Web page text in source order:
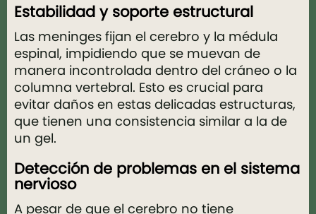
Estabilidad y soporte estructural
Las meninges fijan el cerebro y la médula
espinal, impidiendo que se muevan de
manera incontrolada dentro del cráneo o la
columna vertebral. Esto es crucial para
evitar daños en estas delicadas estructuras,
que tienen una consistencia similar a la de
un gel.
Detección de problemas en el sistema
nervioso
A pesar de que el cerebro no tiene